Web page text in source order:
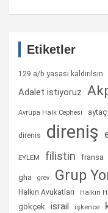
Etiketler
129 a/b yasası kaldırılsın
Adalet istiyoruz
Avrupa Halk Cephesi aytaç
direnis direniş
EYLEM filistin fransa
gha grev Grup
Halkın Avukatları Halkın
gökçek israil işkence